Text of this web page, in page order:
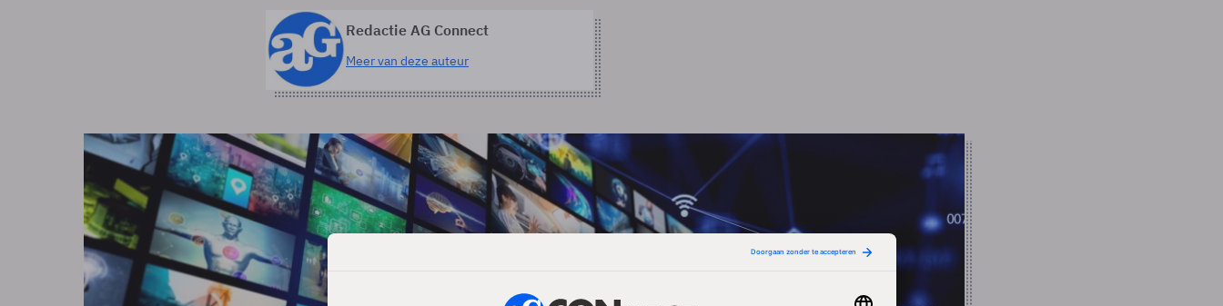
Redactie AG Connect
Meer van deze auteur